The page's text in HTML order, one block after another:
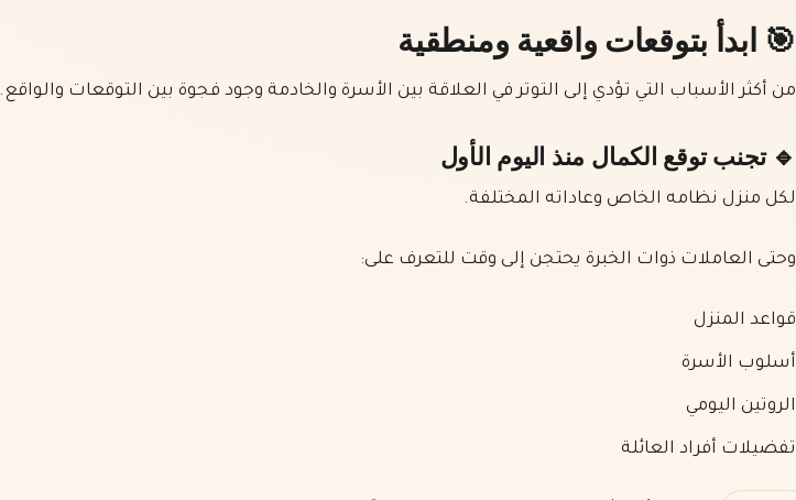
🎯 ابدأ بتوقعات واقعية ومنطقية
من أكثر الأسباب التي تؤدي إلى التوتر في العلاقة بين الأسرة والخادمة وجود فجوة بين التوقعات والواقع.
🔹 تجنب توقع الكمال منذ اليوم الأول
لكل منزل نظامه الخاص وعاداته المختلفة.
وحتى العاملات ذوات الخبرة يحتجن إلى وقت للتعرف على:
قواعد المنزل
أسلوب الأسرة
الروتين اليومي
تفضيلات أفراد العائلة